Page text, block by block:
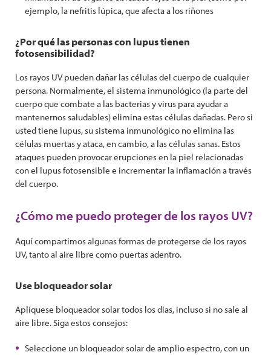
ejemplo, la nefritis lúpica, que afecta a los riñones
¿Por qué las personas con lupus tienen
fotosensibilidad?
Los rayos UV pueden dañar las células del cuerpo de cualquier
persona. Normalmente, el sistema inmunológico (la parte del
cuerpo que combate a las bacterias y virus para ayudar a
mantenernos saludables) elimina estas células dañadas. Pero si
usted tiene lupus, su sistema inmunológico no elimina las
células muertas y ataca, en cambio, a las células sanas. Estos
ataques pueden provocar erupciones en la piel relacionadas
con el lupus fotosensible e incrementar la inflamación a través
del cuerpo.
¿Cómo me puedo proteger de los rayos UV?
Aquí compartimos algunas formas de protegerse de los rayos
UV, tanto al aire libre como puertas adentro.
Use bloqueador solar
Aplíquese bloqueador solar todos los días, incluso si no sale al
aire libre. Siga estos consejos:
Seleccione un bloqueador solar de amplio espectro, con un